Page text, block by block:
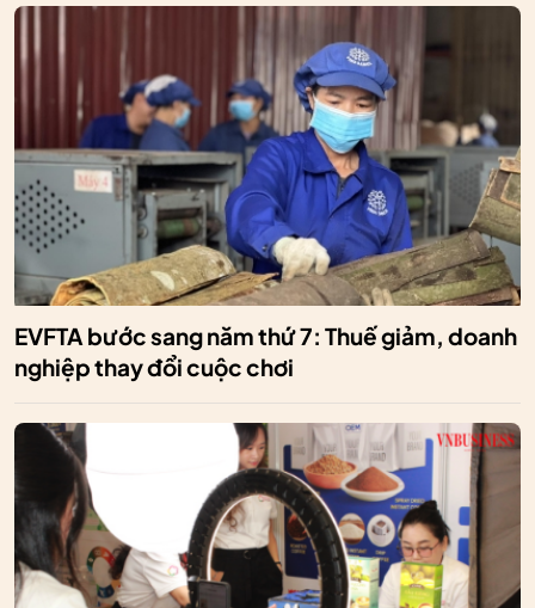
EVFTA bước sang năm thứ 7: Thuế giảm, doanh
nghiệp thay đổi cuộc chơi